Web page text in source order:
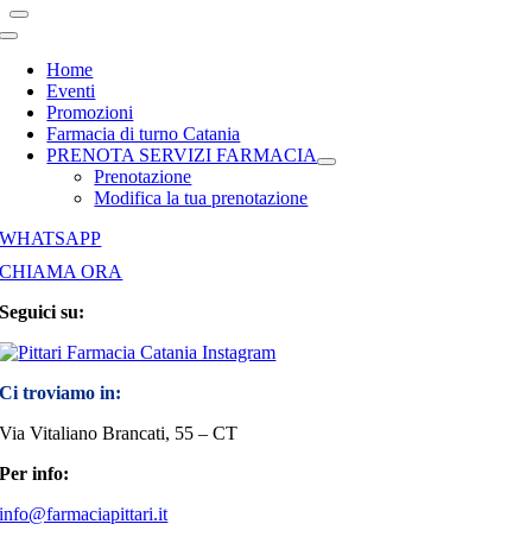
Toggle
NavigationHome
Eventi
Promozioni
Farmacia di turno Catania
PRENOTA SERVIZI FARMACIA
Prenotazione
Modifica la tua prenotazione
WHATSAPP
CHIAMA ORA
Seguici su:
Ci troviamo in:
Via Vitaliano Brancati, 55 – CT
Per info:
info@farmaciapittari.it